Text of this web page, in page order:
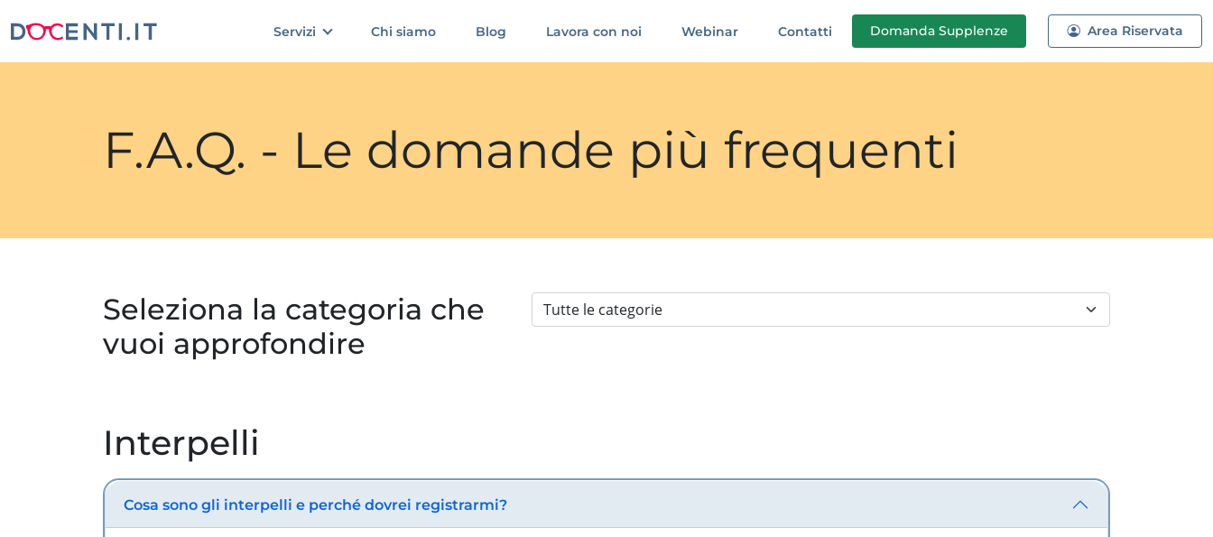
Servizi Chi siamo Blog Lavora con noi Webinar Contatti Domanda Supplenze Area Riservata
F.A.Q. - Le domande più frequenti
Seleziona la categoria che
vuoi approfondire
Interpelli
Cosa sono gli interpelli e perché dovrei registrarmi?